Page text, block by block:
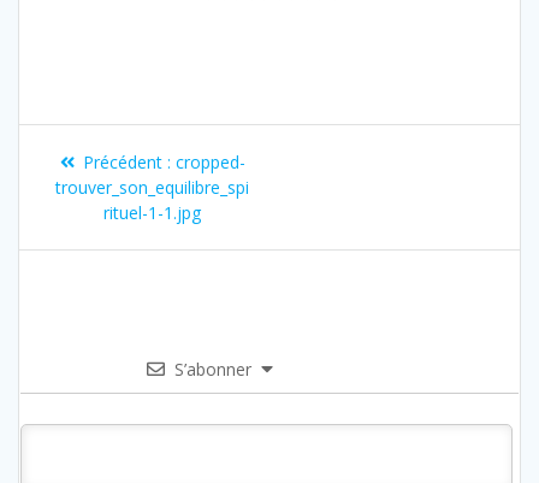
Précédent : cropped-
trouver_son_equilibre_spi
rituel-1-1.jpg
S’abonner